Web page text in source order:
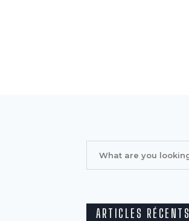
ARTICLES RÉCENTS